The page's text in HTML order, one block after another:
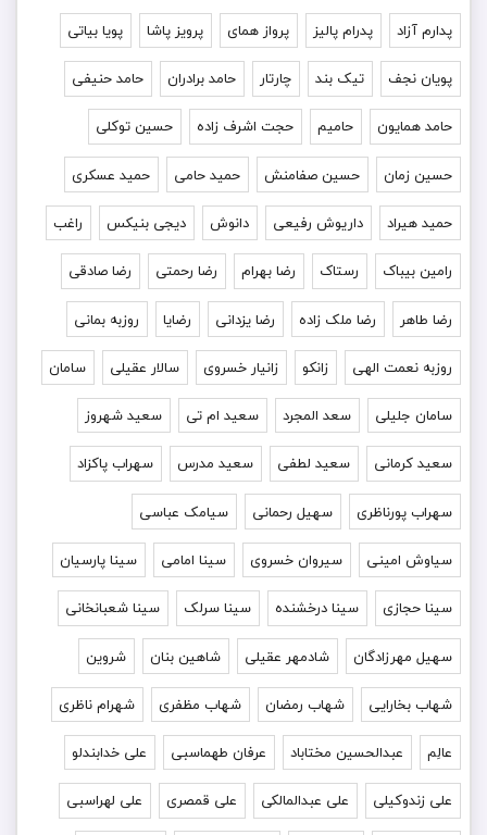
پدارم آزاد پدرام پالیز پرواز همای پرویز پاشا پویا بیاتی
پویان نجف تیک بند چارتار حامد برادران حامد حنیفی
حامد همایون حامیم حجت اشرف زاده حسین توکلی
حسین زمان حسین صفامنش حمید حامی حمید عسکری
حمید هیراد داریوش رفیعی دانوش دیجی بنیکس راغب
رامین بیباک رستاک رضا بهرام رضا رحمتی رضا صادقی
رضا طاهر رضا ملک زاده رضا یزدانی رضایا روزبه بمانى
روزبه نعمت الهی زانکو زانیار خسروی سالار عقیلی سامان
سامان جلیلی سعد المجرد سعید ام تی سعید شهروز
سعید کرمانی سعید لطفی سعید مدرس سهراب پاکزاد
سهراب پورناظری سهیل رحمانی سیامک عباسی
سیاوش امینی سیروان خسروی سینا امامی سینا پارسیان
سینا حجازی سینا درخشنده سینا سرلک سینا شعبانخانی
سهیل مهرزادگان شادمهر عقیلی شاهین بنان شروین
شهاب بخارایی شهاب رمضان شهاب مظفری شهرام ناظری
عالِم عبدالحسین مختاباد عرفان طهماسبی علی خدابندلو
علی زندوکیلی علی عبدالمالکی علی قمصری علی لهراسبی